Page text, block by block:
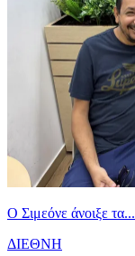
Ο Σιμεόνε άνοιξε
ΔΙΕΘΝΗ